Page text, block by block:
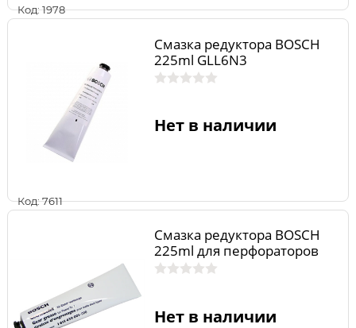
Код: 1978
Код: 7611
Смазка редуктора BOSCH
225ml GLL6N3
Нет в наличии
Смазка редуктора BOSCH
225ml для перфораторов
Нет в наличии